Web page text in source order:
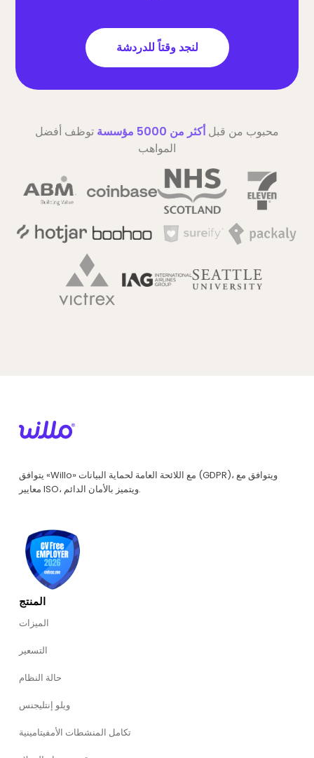
لنجد وقتاً للدردشة
محبوب من قبلأكثر من 5000 مؤسسة
توظف أفضل
المواهب
يتوافق «Willo» مع اللائحة العامة لحماية البيانات (GDPR)، ويتوافق مع
معايير ISO، ويتميز بالأمان الدائم.
المنتج
الميزات
التسعير
حالة النظام
ويلو إنتليجنس
تكامل المنشطات الأمفيتامينية